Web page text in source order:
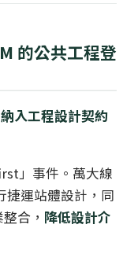
的公共工程登
入工程設計契約
」事件。萬大線
捷運站體設計，同
合， 降低設計介